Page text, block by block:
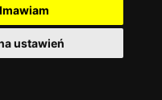
ustawień